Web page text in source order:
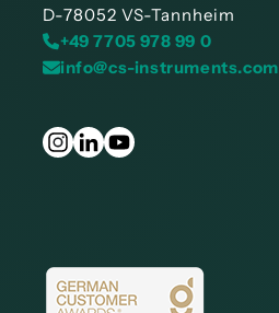
D-78052 VS-Tannheim
+49 7705 978 99 0
info@cs-instruments.com